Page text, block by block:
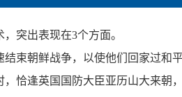
突出表现在3个方面。
束朝鲜战争，以使他们回家过和
恰逢英国国防大臣亚历山大来朝